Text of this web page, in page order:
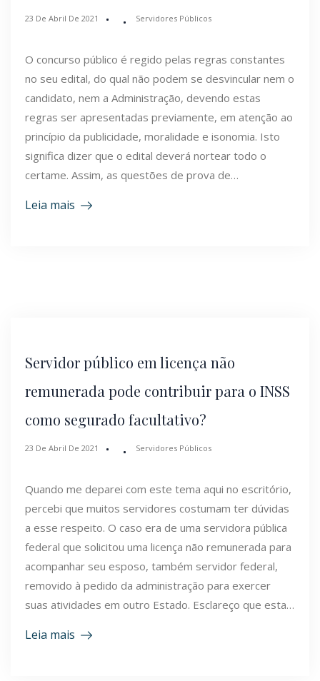
23 De Abril De 2021 Servidores Públicos
O concurso público é regido pelas regras constantes
no seu edital, do qual não podem se desvincular nem o
candidato, nem a Administração, devendo estas
regras ser apresentadas previamente, em atenção ao
princípio da publicidade, moralidade e isonomia. Isto
significa dizer que o edital deverá nortear todo o
certame. Assim, as questões de prova de…
Leia mais
Servidor público em licença não
remunerada pode contribuir para o INSS
como segurado facultativo?
23 De Abril De 2021 Servidores Públicos
Quando me deparei com este tema aqui no escritório,
percebi que muitos servidores costumam ter dúvidas
a esse respeito. O caso era de uma servidora pública
federal que solicitou uma licença não remunerada para
acompanhar seu esposo, também servidor federal,
removido à pedido da administração para exercer
suas atividades em outro Estado. Esclareço que esta…
Leia mais